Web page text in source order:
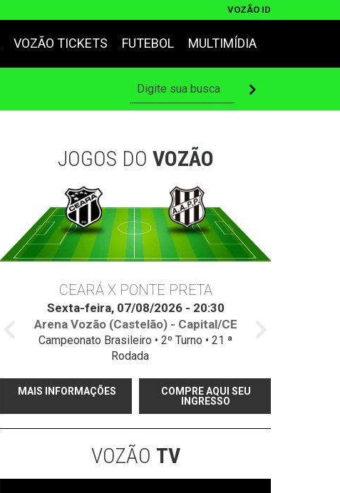
VOZÃO ID
VOZÃO TICKETS FUTEBOL MULTIMÍDIA
JOGOS DO VOZÃO
CEARÁ X PONTE PRETA
Sexta-feira, 07/08/2026 - 20:30
Arena Vozão (Castelão) - Capital/CE
Campeonato Brasileiro • 2º Turno • 21 ª
Rodada
MAIS INFORMAÇÕES
COMPRE AQUI SEU
INGRESSO
VOZÃO TV